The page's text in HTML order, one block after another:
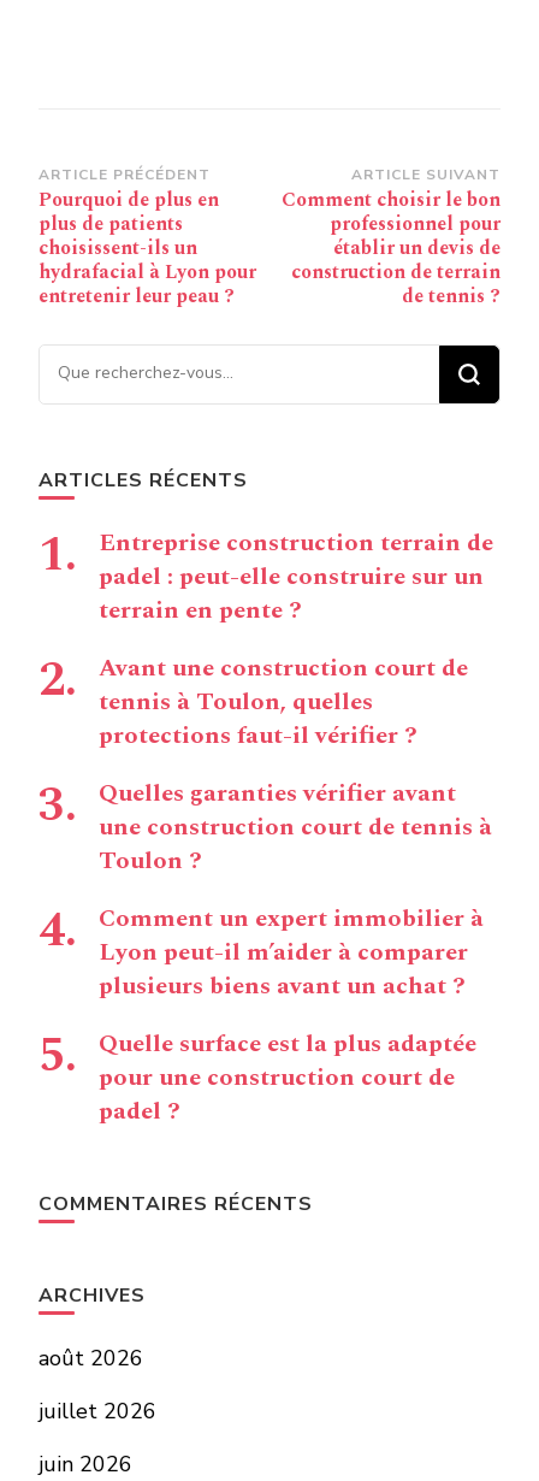
Navigation
d’article
ARTICLE PRÉCÉDENT
Pourquoi de plus en
plus de patients
choisissent-ils un
hydrafacial à Lyon pour
entretenir leur peau ?
ARTICLE SUIVANT
Comment choisir le bon
professionnel pour
établir un devis de
construction de terrain
de tennis ?
Vous recherchiez quelque
chose ?
ARTICLES RÉCENTS
Entreprise construction terrain de
padel : peut-elle construire sur un
terrain en pente ?
Avant une construction court de
tennis à Toulon, quelles
protections faut-il vérifier ?
Quelles garanties vérifier avant
une construction court de tennis à
Toulon ?
Comment un expert immobilier à
Lyon peut-il m’aider à comparer
plusieurs biens avant un achat ?
Quelle surface est la plus adaptée
pour une construction court de
padel ?
COMMENTAIRES RÉCENTS
ARCHIVES
août 2026
juillet 2026
juin 2026